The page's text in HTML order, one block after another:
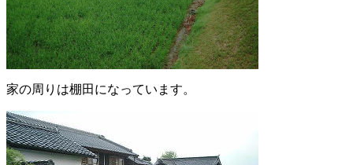
家の周りは棚田になっています。